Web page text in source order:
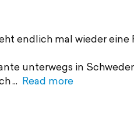
endlich mal wieder eine
unterwegs in
Read more